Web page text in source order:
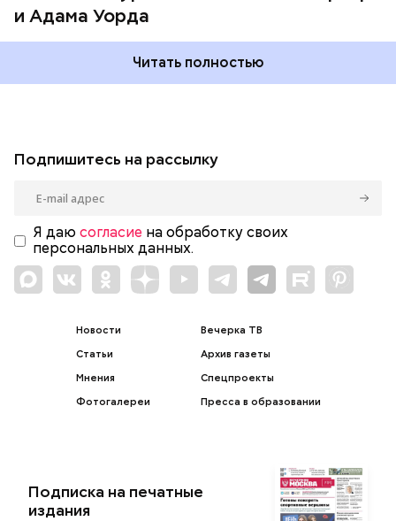
и Адама Уорда
Читать полностью
Подпишитесь на рассылку
Я даю согласие на обработку своих
персональных данных.
Новости
Статьи
Мнения
Фотогалереи
Вечерка ТВ
Архив газеты
Спецпроекты
Пресса в образовании
Подписка на печатные
издания